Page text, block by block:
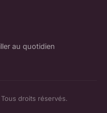
au quotidien
droits réservés.